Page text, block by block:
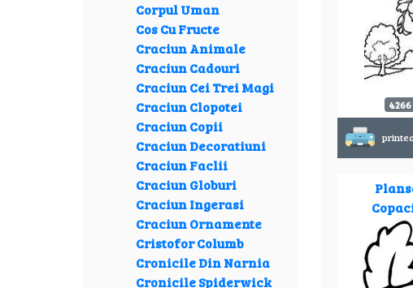
Corpul Uman
Cos Cu Fructe
Craciun Animale
Craciun Cadouri
Craciun Cei Trei Magi
Craciun Clopotei
Craciun Copii
Craciun Decoratiuni
Craciun Faclii
Craciun Globuri
Craciun Ingerasi
Craciun Ornamente
Cristofor Columb
Cronicile Din Narnia
Cronicile Spiderwick